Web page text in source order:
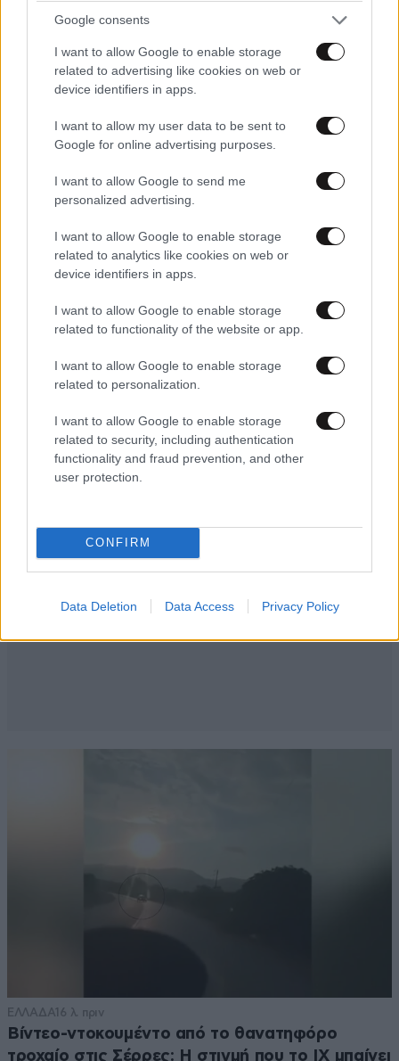
Google consents
I want to allow Google to enable storage
related to advertising like cookies on web or
device identifiers in apps.
I want to allow my user data to be sent to
Google for online advertising purposes.
I want to allow Google to send me
personalized advertising.
I want to allow Google to enable storage
related to analytics like cookies on web or
device identifiers in apps.
I want to allow Google to enable storage
related to functionality of the website or app.
I want to allow Google to enable storage
related to personalization.
I want to allow Google to enable storage
related to security, including authentication
functionality and fraud prevention, and other
user protection.
CONFIRM
Data Deletion Data Access Privacy Policy
Ζευγάρι από τις ΗΠΑ που «υιοθέτησε» τον
Ελίζαμπεθ Ρος: «Είμαστε συντετριμμένοι – Δεν
έδειξε ποτέ ότι ήταν ικανός για κάτι τέτοιο»
ΕΛΛΑΔΑ16 λ. πριν
Βίντεο-ντοκουμέντο από το θανατηφόρο
τροχαίο στις Σέρρες: Η στιγμή που το ΙΧ μπαίνει